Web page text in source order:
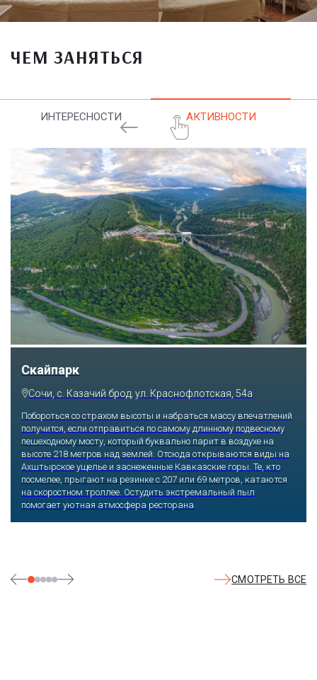
ЧЕМ ЗАНЯТЬСЯ
ИНТЕРЕСНОСТИ АКТИВНОСТИ
Скайпарк
Сочи, с. Казачий брод, ул. Краснофлотская, 54а
Побороться со страхом высоты и набраться массу впечатлений
получится, если отправиться по самому длинному подвесному
пешеходному мосту, который буквально парит в воздухе на
высоте 218 метров над землей. Отсюда открываются виды на
Ахштырское ущелье и заснеженные Кавказские горы. Те, кто
посмелее, прыгают на резинке с 207 или 69 метров, катаются
на скоростном троллее. Остудить экстремальный пыл
помогает уютная атмосфера ресторана.
СМОТРЕТЬ ВСЕ